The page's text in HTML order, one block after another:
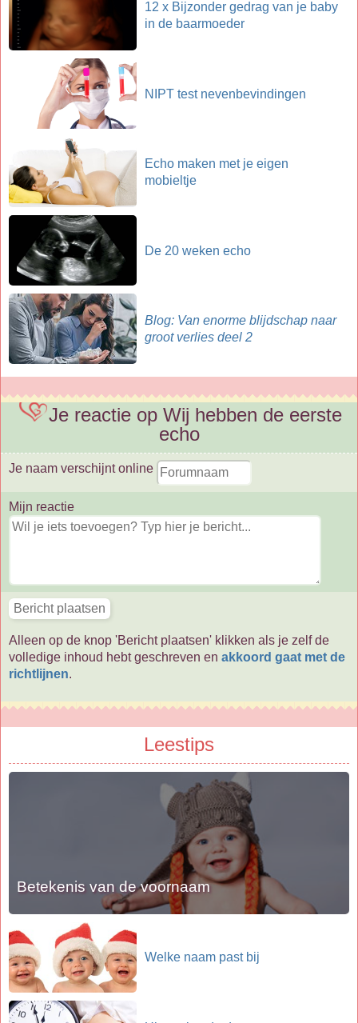
12 x Bijzonder gedrag van je baby
in de baarmoeder
NIPT test nevenbevindingen
Echo maken met je eigen
mobieltje
De 20 weken echo
Blog: Van enorme blijdschap naar
groot verlies deel 2
Je reactie op Wij hebben de eerste
echo
Je naam verschijnt online
Mijn reactie
Alleen op de knop 'Bericht plaatsen' klikken als je zelf de
volledige inhoud hebt geschreven en akkoord gaat met de
richtlijnen.
Leestips
Betekenis van de voornaam
Welke naam past bij